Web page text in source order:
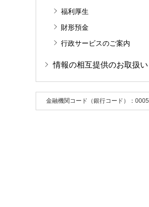
福利厚生
財形預金
行政サービスのご案内
情報の相互提供のお取扱い
金融機関コード（銀行コード）：0005